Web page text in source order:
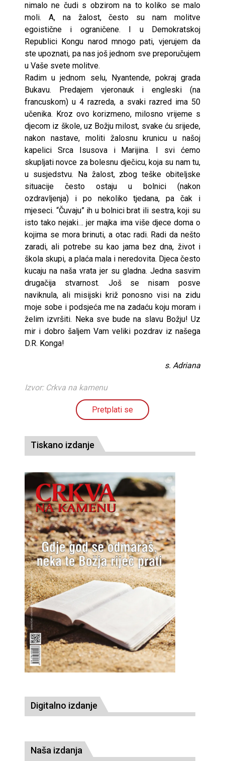
nimalo ne čudi s obzirom na to koliko se malo
moli. A, na žalost, često su nam molitve
egoistične i ograničene. I u Demokratskoj
Republici Kongu narod mnogo pati, vjerujem da
ste upoznati, pa nas još jednom sve preporučujem
u Vaše svete molitve.
Radim u jednom selu, Nyantende, pokraj grada
Bukavu. Predajem vjeronauk i engleski (na
francuskom) u 4 razreda, a svaki razred ima 50
učenika. Kroz ovo korizmeno, milosno vrijeme s
djecom iz škole, uz Božju milost, svake ću srijede,
nakon nastave, moliti žalosnu krunicu u našoj
kapelici Srca Isusova i Marijina. I svi ćemo
skupljati novce za bolesnu dječicu, koja su nam tu,
u susjedstvu. Na žalost, zbog teške obiteljske
situacije često ostaju u bolnici (nakon
ozdravljenja) i po nekoliko tjedana, pa čak i
mjeseci. “Čuvaju” ih u bolnici brat ili sestra, koji su
isto tako nejaki… jer majka ima više djece doma o
kojima se mora brinuti, a otac radi. Radi da nešto
zaradi, ali potrebe su kao jama bez dna, život i
škola skupi, a plaća mala i neredovita. Djeca često
kucaju na naša vrata jer su gladna. Jedna sasvim
drugačija stvarnost. Još se nisam posve
naviknula, ali misijski križ ponosno visi na zidu
moje sobe i podsjeća me na zadaću koju moram i
želim izvršiti. Neka sve bude na slavu Božju! Uz
mir i dobro šaljem Vam veliki pozdrav iz našega
D.R. Konga!
​s. Adriana
Izvor: Crkva na kamenu
Pretplati se
Tiskano izdanje
Digitalno izdanje
Naša izdanja